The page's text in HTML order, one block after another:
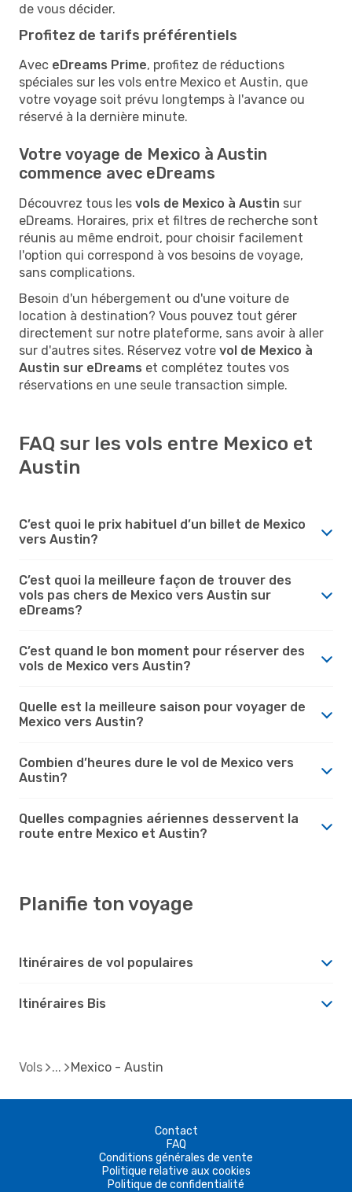
de vous décider.
Profitez de tarifs préférentiels
Avec eDreams Prime, profitez de réductions
spéciales sur les vols entre Mexico et Austin, que
votre voyage soit prévu longtemps à l'avance ou
réservé à la dernière minute.
Votre voyage de Mexico à Austin
commence avec eDreams
Découvrez tous les vols de Mexico à Austin sur
eDreams. Horaires, prix et filtres de recherche sont
réunis au même endroit, pour choisir facilement
l'option qui correspond à vos besoins de voyage,
sans complications.
Besoin d'un hébergement ou d'une voiture de
location à destination? Vous pouvez tout gérer
directement sur notre plateforme, sans avoir à aller
sur d'autres sites. Réservez votre vol de Mexico à
Austin sur eDreams et complétez toutes vos
réservations en une seule transaction simple.
FAQ sur les vols entre Mexico et
Austin
C’est quoi le prix habituel d’un billet de Mexico
vers Austin?
C’est quoi la meilleure façon de trouver des
vols pas chers de Mexico vers Austin sur
eDreams?
C’est quand le bon moment pour réserver des
vols de Mexico vers Austin?
Quelle est la meilleure saison pour voyager de
Mexico vers Austin?
Combien d’heures dure le vol de Mexico vers
Austin?
Quelles compagnies aériennes desservent la
route entre Mexico et Austin?
Planifie ton voyage
Itinéraires de vol populaires
Itinéraires Bis
Vols Mexico - Austin
Contact
FAQ
Conditions générales de vente
Politique relative aux cookies
Politique de confidentialité